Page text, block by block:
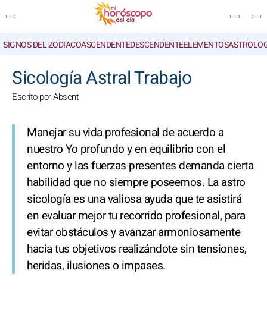
SIGNOS DEL ZODIACOASCENDENTEDESCENDENTEELEMENTOS
Sicología Astral Trabajo
Escrito por Absent
Manejar su vida profesional de acuerdo a
nuestro Yo profundo y en equilibrio con el
entorno y las fuerzas presentes demanda cierta
habilidad que no siempre poseemos. La astro
sicología es una valiosa ayuda que te asistirá
en evaluar mejor tu recorrido profesional, para
evitar obstáculos y avanzar armoniosamente
hacia tus objetivos realizándote sin tensiones,
heridas, ilusiones o impases.